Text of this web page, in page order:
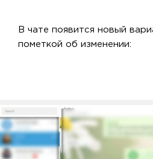
В чате появится новый
пометкой об изменении: